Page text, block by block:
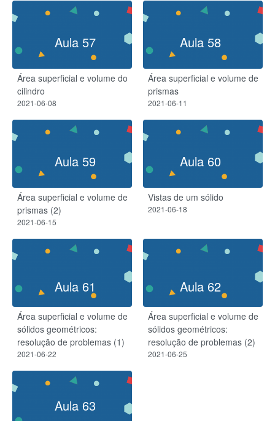
Aula 57
Área superficial e volume do
cilindro
2021-06-08
Aula 58
Área superficial e volume de
prismas
2021-06-11
Aula 59
Área superficial e volume de
prismas (2)
2021-06-15
Aula 60
Vistas de um sólido
2021-06-18
Aula 61
Área superficial e volume de
sólidos geométricos:
resolução de problemas (1)
2021-06-22
Aula 62
Área superficial e volume de
sólidos geométricos:
resolução de problemas (2)
2021-06-25
Aula 63